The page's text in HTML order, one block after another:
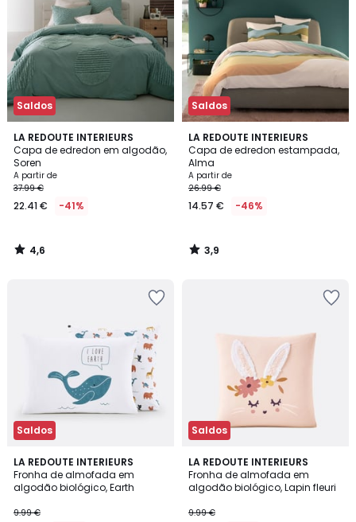
Saldos
LA REDOUTE INTERIEURS
Capa de edredon em algodão,
Soren
A partir de
37.99 €
22.41 € -41%
4,6
/ 5
4,6
/
Saldos
LA REDOUTE INTERIEURS
Capa de edredon estampada,
Alma
A partir de
26.99 €
14.57 € -46%
3,9
/ 5
3,9
/
Saldos
LA REDOUTE INTERIEURS
Fronha de almofada em
algodão biológico, Earth
9.99 €
4,7
/ 5
Saldos
LA REDOUTE INTERIEURS
Fronha de almofada em
algodão biológico, Lapin fleuri
9.99 €
4,2
/ 5